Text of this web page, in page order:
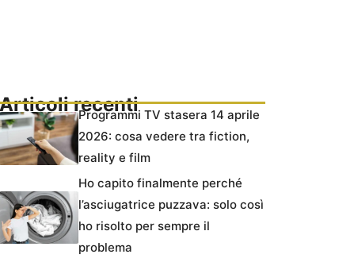
Articoli recentiProgrammi TV stasera 14 aprile
2026: cosa vedere tra fiction,
reality e film
Ho capito finalmente perché
l’asciugatrice puzzava: solo così
ho risolto per sempre il
problema